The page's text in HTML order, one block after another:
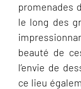
promenades
le long des
beauté de
l’envie de
ce lieu